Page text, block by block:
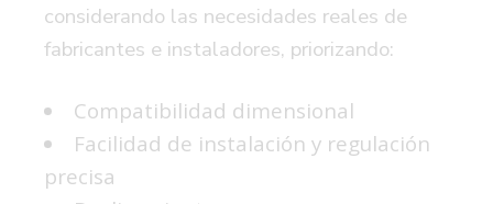
considerando las necesidades reales de
fabricantes e instaladores, priorizando:
Compatibilidad dimensional
Facilidad de instalación y regulación
precisa